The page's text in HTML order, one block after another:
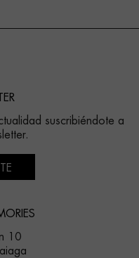
suscribiéndote a
10